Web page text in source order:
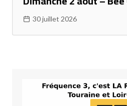
30 juillet 2026